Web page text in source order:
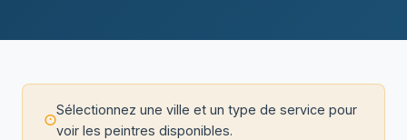
Sélectionnez une ville et un type de service pour
voir les peintres disponibles.